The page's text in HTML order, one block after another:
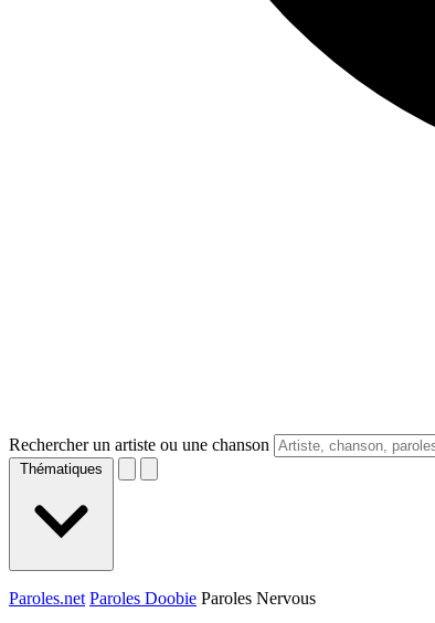
Rechercher un artiste ou une chanson
Thématiques
Paroles.net Paroles Doobie Paroles Nervous